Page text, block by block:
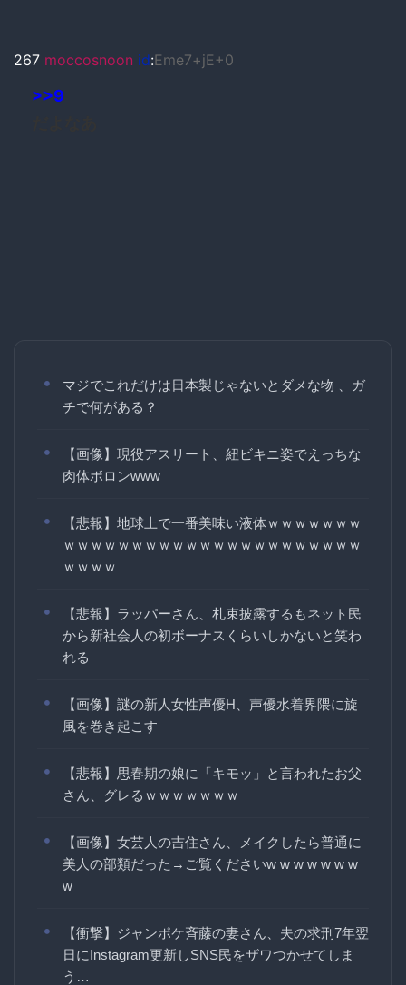
267 moccosnoon id:Eme7+jE+0
>>9
マジでこれだけは日本製じゃないとダメな物 、ガ
チで何がある？
【画像】現役アスリート、紐ビキニ姿でえっちな
肉体ボロンwww
【悲報】地球上で一番美味い液体ｗｗｗｗｗｗｗ
ｗｗｗｗｗｗｗｗｗｗｗｗｗｗｗｗｗｗｗｗｗｗ
ｗｗｗｗ
【悲報】ラッパーさん、札束披露するもネット民
から新社会人の初ボーナスくらいしかないと笑わ
れる
【画像】謎の新人女性声優H、声優水着界隈に旋
風を巻き起こす
【悲報】思春期の娘に「キモッ」と言われたお父
さん、グレるｗｗｗｗｗｗｗ
【画像】女芸人の吉住さん、メイクしたら普通に
美人の部類だった→ご覧くださいw w w w w w w
w
【衝撃】ジャンポケ斉藤の妻さん、夫の求刑7年翌
日にInstagram更新しSNS民をザワつかせてしま
う…